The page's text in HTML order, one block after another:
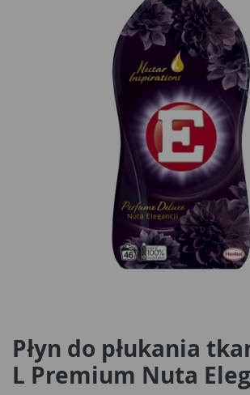
Płyn do płukania
L Premium Nuta